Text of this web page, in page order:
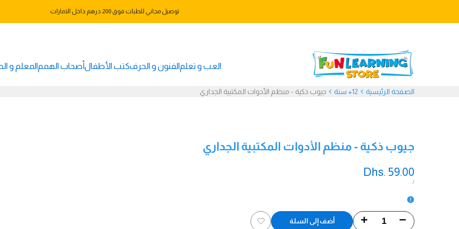
توصيل مجاني للطبات فوق 200 درهم داخل الامارات
العب و تعلمالفنون و الحرفكتب الأطفالأصحاب الهممالمعلم و
الصفحة الرئيسية 12+ سنة جيوب ذكية - منظم الأدوات المكتبية الجداري
جيوب ذكية - منظم الأدوات المكتبية الجداري
سعر
التخفيض
Dhs. 59.00
سعر/
تقليل زيادة أضف إلى السلة